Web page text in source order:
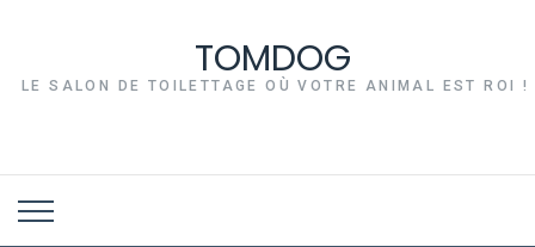
TOMDOG
LE SALON DE TOILETTAGE OÙ VOTRE ANIMAL EST ROI !